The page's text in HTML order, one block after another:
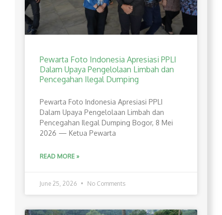
Pewarta Foto Indonesia Apresiasi PPLI
Dalam Upaya Pengelolaan Limbah dan
Pencegahan Ilegal Dumping
Pewarta Foto Indonesia Apresiasi PPLI
Dalam Upaya Pengelolaan Limbah dan
Pencegahan Ilegal Dumping Bogor, 8 Mei
2026 — Ketua Pewarta
READ MORE »
June 25, 2026 No Comments